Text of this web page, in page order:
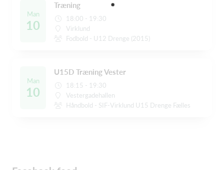
Man
10
Træning
18:00 - 19:30
Virklund
Fodbold - U12 Drenge (2015)
Man
10
U15D Træning Vester
18:15 - 19:30
Vestergadehallen
Håndbold - SIF-Virklund U15 Drenge Fælles